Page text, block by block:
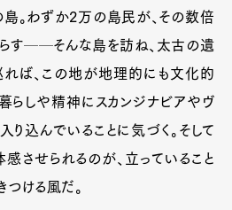
。わずか2万の島民が、その数倍
す──そんな島を訪ね、太古の遺
れば、この地が地理的にも文化的
らしや精神にスカンジナビアやヴ
り込んでいることに気づく。そして
感させられるのが、立っていること
つける風だ。